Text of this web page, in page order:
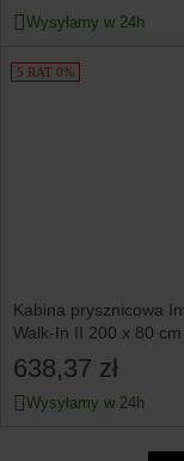
Wysyłamy w 24h
5 RAT 0%
Kabina prysznicowa
Walk-In II 200 x 80
638,37 zł
Wysyłamy w 24h